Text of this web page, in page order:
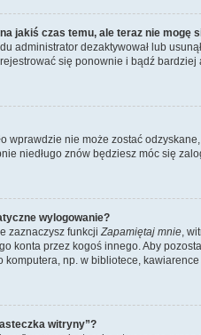
jakiś czas temu, ale teraz nie mogę
administrator dezaktywował lub
się ponownie i bądź
wprawdzie nie może zostać
niedługo znów będziesz móc się
wylogowanie?
zaznaczysz funkcjiZapamiętaj mnie,
konta przez kogoś innego. Aby
np. w bibliotece,
witryny”?